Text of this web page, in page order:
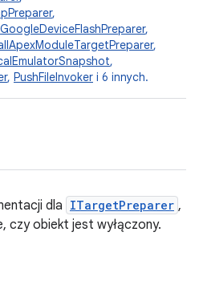
,
GoogleDeviceFlashPreparer,
,
,
, PushFileInvoker i 6 innych.
dla ITargetPreparer ,
czy obiekt jest wyłączony.